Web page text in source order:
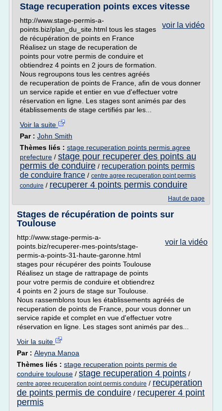
Stage recuperation points exces vitesse
voir la vidéo
http://www.stage-permis-a-
points.biz/plan_du_site.html tous les stages
de récupération de points en France
Réalisez un stage de recuperation de
points pour votre permis de conduire et
obtiendrez 4 points en 2 jours de formation.
Nous regroupons tous les centres agréés
de recuperation de points de France, afin de vous donner
un service rapide et entier en vue d'effectuer votre
réservation en ligne. Les stages sont animés par des
établissements de stage certifiés par les...
Voir la suite
Par : John Smith
Thèmes liés : stage recuperation points permis agree
prefecture / stage pour recuperer des points au
permis de conduire / recuperation points permis
de conduire france / centre agree recuperation point permis
conduire / recuperer 4 points permis conduire
Haut de page
Stages de récupération de points sur
Toulouse
voir la vidéo
http://www.stage-permis-a-
points.biz/recuperer-mes-points/stage-
permis-a-points-31-haute-garonne.html
stages pour récupérer des points Toulouse
Réalisez un stage de rattrapage de points
pour votre permis de conduire et obtiendrez
4 points en 2 jours de stage sur Toulouse.
Nous rassemblons tous les établissements agréés de
recuperation de points de France, pour vous donner un
service rapide et complet en vue d'effectuer votre
réservation en ligne. Les stages sont animés par des...
Voir la suite
Par : Aleyna Manoa
Thèmes liés : stage recuperation points permis de
conduire toulouse / stage recuperation 4 points /
centre agree recuperation point permis conduire / recuperation
de points permis de conduire / recuperer 4 point
permis